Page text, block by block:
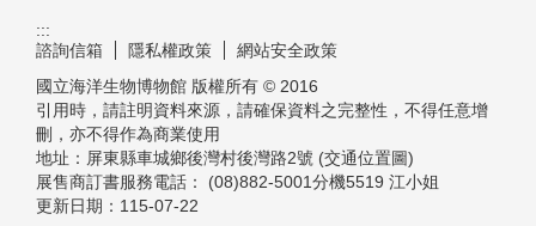
:::
諮詢信箱
隱私權政策
網站安全政策
國立海洋生物博物館 版權所有 © 2016
引用時，請註明資料來源，請確保資料之完整性，不得任意增
刪，亦不得作為商業使用
地址：屏東縣車城鄉後灣村後灣路2號 (交通位置圖)
展售商訂書服務電話： (08)882-5001分機5519 江小姐
更新日期： 115-07-22